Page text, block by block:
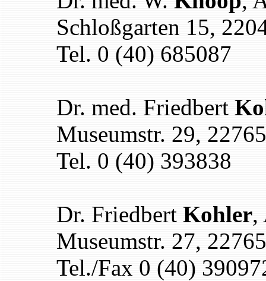
Schloßgarten 15,
Tel. 0 (40) 685087
Dr. med. Friedbert
Museumstr. 29,
Tel. 0 (40) 393838
Dr. Friedbert Kohler,
Museumstr. 27,
Tel./Fax 0 (40)